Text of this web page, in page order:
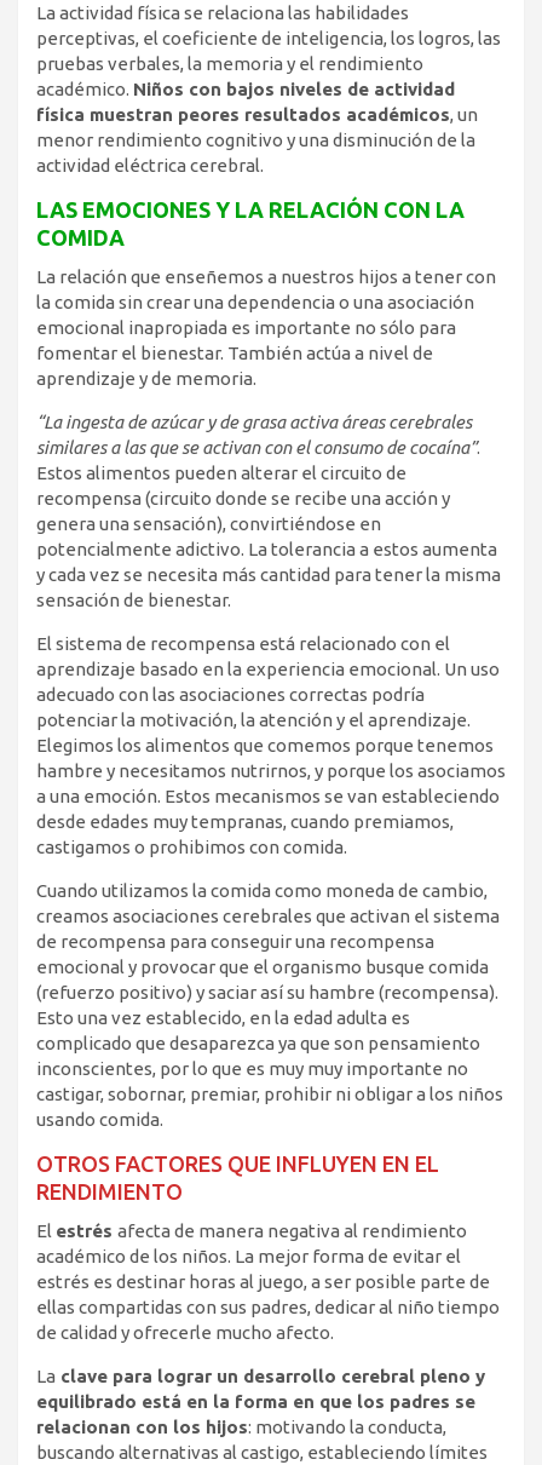
La actividad física se relaciona las habilidades
perceptivas, el coeficiente de inteligencia, los logros, las
pruebas verbales, la memoria y el rendimiento
académico. Niños con bajos niveles de actividad
física muestran peores resultados académicos, un
menor rendimiento cognitivo y una disminución de la
actividad eléctrica cerebral.
LAS EMOCIONES Y LA RELACIÓN CON LA
COMIDA
La relación que enseñemos a nuestros hijos a tener con
la comida sin crear una dependencia o una asociación
emocional inapropiada es importante no sólo para
fomentar el bienestar. También actúa a nivel de
aprendizaje y de memoria.
“La ingesta de azúcar y de grasa activa áreas cerebrales
similares a las que se activan con el consumo de cocaína”.
Estos alimentos pueden alterar el circuito de
recompensa (circuito donde se recibe una acción y
genera una sensación), convirtiéndose en
potencialmente adictivo. La tolerancia a estos aumenta
y cada vez se necesita más cantidad para tener la misma
sensación de bienestar.
El sistema de recompensa está relacionado con el
aprendizaje basado en la experiencia emocional. Un uso
adecuado con las asociaciones correctas podría
potenciar la motivación, la atención y el aprendizaje.
Elegimos los alimentos que comemos porque tenemos
hambre y necesitamos nutrirnos, y porque los asociamos
a una emoción. Estos mecanismos se van estableciendo
desde edades muy tempranas, cuando premiamos,
castigamos o prohibimos con comida.
Cuando utilizamos la comida como moneda de cambio,
creamos asociaciones cerebrales que activan el sistema
de recompensa para conseguir una recompensa
emocional y provocar que el organismo busque comida
(refuerzo positivo) y saciar así su hambre (recompensa).
Esto una vez establecido, en la edad adulta es
complicado que desaparezca ya que son pensamiento
inconscientes, por lo que es muy muy importante no
castigar, sobornar, premiar, prohibir ni obligar a los niños
usando comida.
OTROS FACTORES QUE INFLUYEN EN EL
RENDIMIENTO
El estrés afecta de manera negativa al rendimiento
académico de los niños. La mejor forma de evitar el
estrés es destinar horas al juego, a ser posible parte de
ellas compartidas con sus padres, dedicar al niño tiempo
de calidad y ofrecerle mucho afecto.
La clave para lograr un desarrollo cerebral pleno y
equilibrado está en la forma en que los padres se
relacionan con los hijos: motivando la conducta,
buscando alternativas al castigo, estableciendo límites